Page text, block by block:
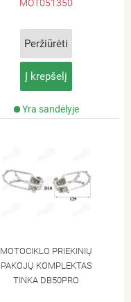
MOT051350
Peržiūrėti
Į krepšelį
Yra sandėlyje
MOTOCIKLO PRIEKINIŲ
PAKOJŲ KOMPLEKTAS
TINKA DB50PRO